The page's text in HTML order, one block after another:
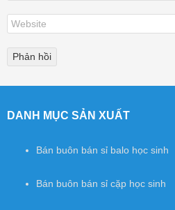
DANH MỤC SẢN XUẤT
Bán buôn bán sỉ balo học sinh
Bán buôn bán sỉ cặp học sinh